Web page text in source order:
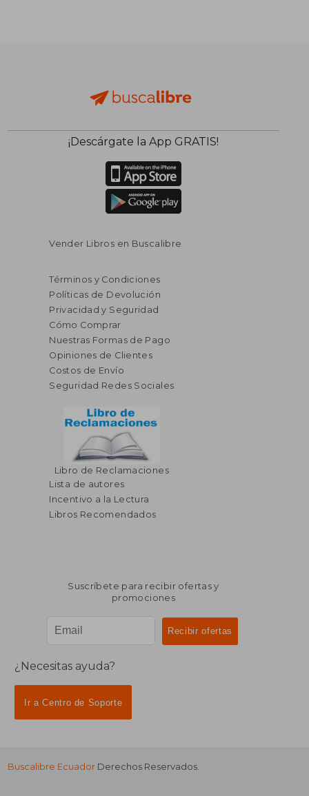
¡Descárgate la App GRATIS!
Vender Libros en Buscalibre
Términos y Condiciones
Políticas de Devolución
Privacidad y Seguridad
Cómo Comprar
Nuestras Formas de Pago
Opiniones de Clientes
Costos de Envío
Seguridad Redes Sociales
Libro de Reclamaciones
Lista de autores
Incentivo a la Lectura
Libros Recomendados
Suscríbete para recibir ofertas y
promociones
¿Necesitas ayuda?
Ir a Centro de Soporte
Buscalibre Ecuador Derechos Reservados.